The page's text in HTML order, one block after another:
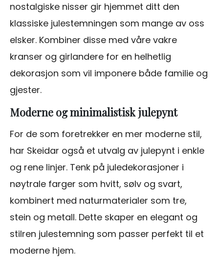
nostalgiske nisser gir hjemmet ditt den
klassiske julestemningen som mange av oss
elsker. Kombiner disse med våre vakre
kranser og girlandere for en helhetlig
dekorasjon som vil imponere både familie og
gjester.
Moderne og minimalistisk julepynt
For de som foretrekker en mer moderne stil,
har Skeidar også et utvalg av julepynt i enkle
og rene linjer. Tenk på juledekorasjoner i
nøytrale farger som hvitt, sølv og svart,
kombinert med naturmaterialer som tre,
stein og metall. Dette skaper en elegant og
stilren julestemning som passer perfekt til et
moderne hjem.